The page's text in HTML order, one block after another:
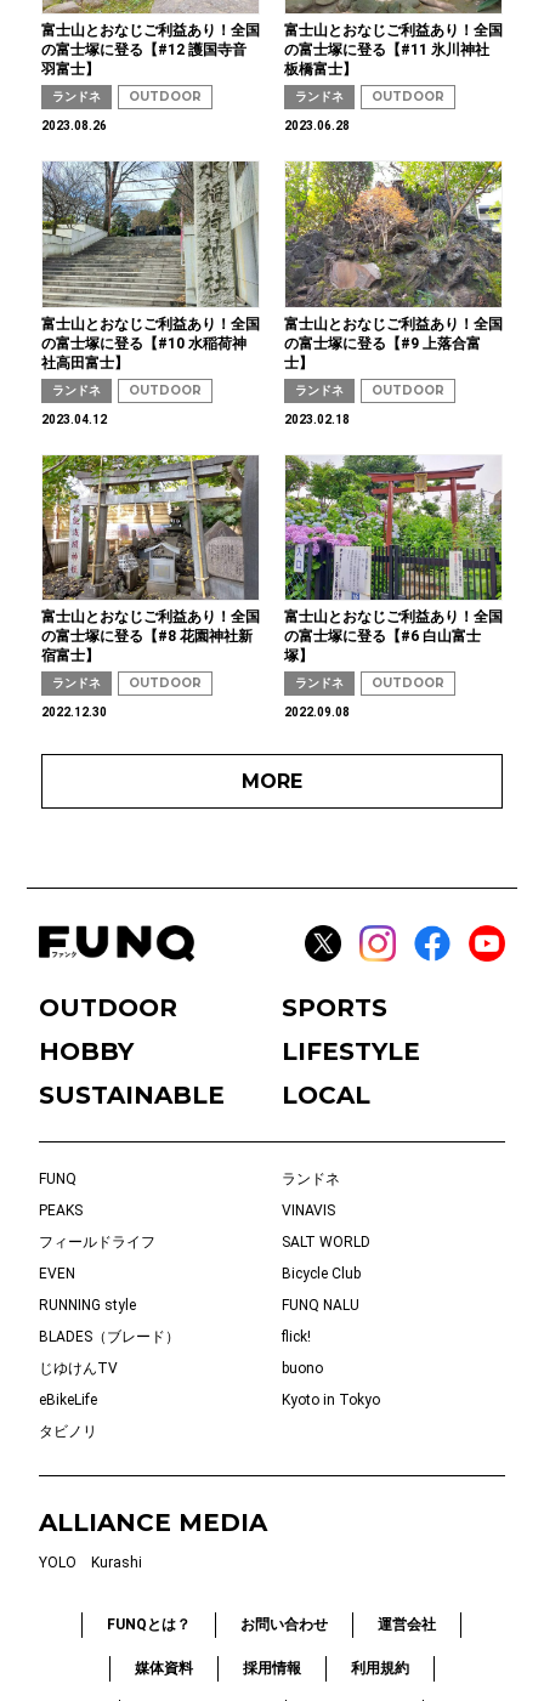
富士山とおなじご利益あり！全国
の富士塚に登る【#12 護国寺音
羽富士】
ランドネ OUTDOOR
2023.08.26
富士山とおなじご利益あり！全国
の富士塚に登る【#11 氷川神社
板橋富士】
ランドネ OUTDOOR
2023.06.28
富士山とおなじご利益あり！全国
の富士塚に登る【#10 水稲荷神
社高田富士】
ランドネ OUTDOOR
2023.04.12
富士山とおなじご利益あり！全国
の富士塚に登る【#9 上落合富
士】
ランドネ OUTDOOR
2023.02.18
富士山とおなじご利益あり！全国
の富士塚に登る【#8 花園神社新
宿富士】
ランドネ OUTDOOR
2022.12.30
富士山とおなじご利益あり！全国
の富士塚に登る【#6 白山富士
塚】
ランドネ OUTDOOR
2022.09.08
MORE
OUTDOOR
SPORTS
HOBBY
LIFESTYLE
SUSTAINABLE
LOCAL
FUNQ
ランドネ
PEAKS
VINAVIS
フィールドライフ
SALT WORLD
EVEN
Bicycle Club
RUNNING style
FUNQ NALU
BLADES（ブレード）
flick!
じゆけんTV
buono
eBikeLife
Kyoto in Tokyo
タビノリ
ALLIANCE MEDIA
YOLO Kurashi
FUNQとは？ お問い合わせ 運営会社
媒体資料 採用情報 利用規約